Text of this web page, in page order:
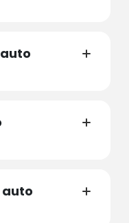
auto